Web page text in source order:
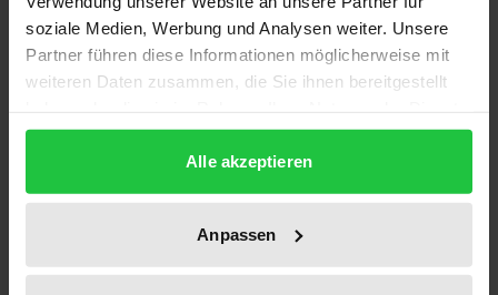
soziale Medien, Werbung und Analysen weiter. Unsere
Partner führen diese Informationen möglicherweise mit
weiteren Daten zusammen, die Sie ihnen bereitgestellt
gesammelt haben.
Alle akzeptieren
Anpassen
6
ISBN
Year of Publication
1992